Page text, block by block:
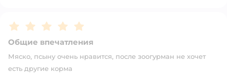
Рейтинг:5
Общие впечатления
Мяско, псыну очень нравится, после зоогурман не хочет
есть другие корма